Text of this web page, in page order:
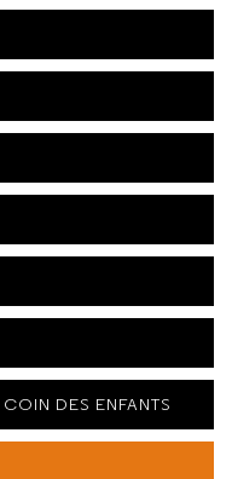
DES ENFANTS